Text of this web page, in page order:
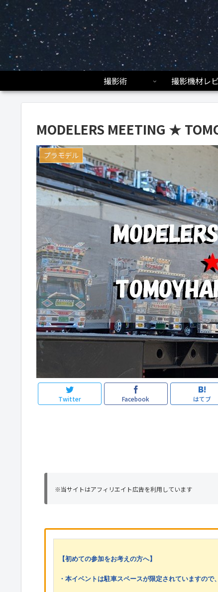
撮影術 撮影機材レ
MODELERS MEETING ★
プラモデル
Twitter Facebook はてブ
※当サイトはアフィリエイト広告を利用しています
【初めての参加をお考えの方へ】
・本イベントは駐車スペースが限定されていますので